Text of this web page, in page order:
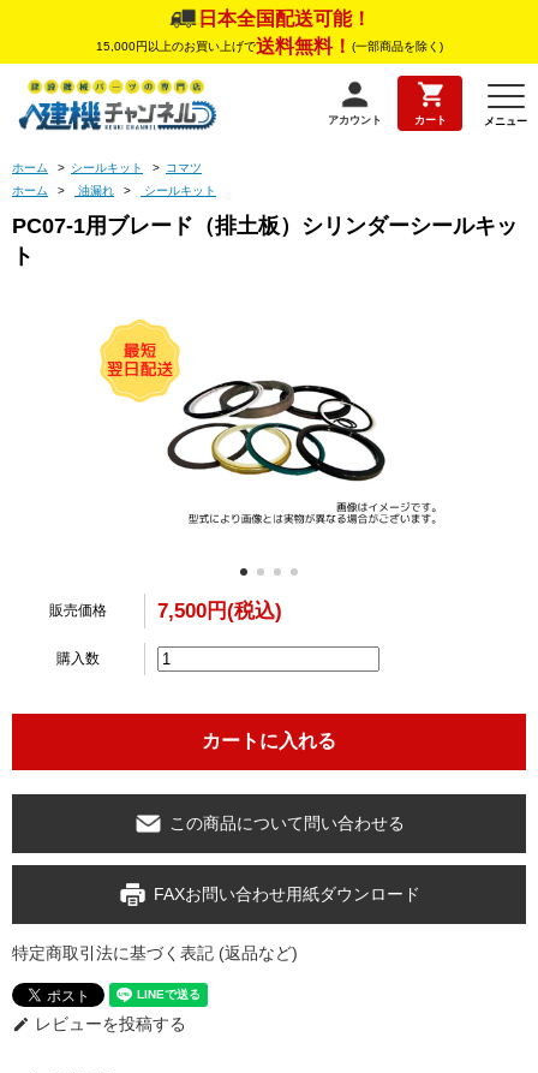
日本全国配送可能！
15,000円以上のお買い上げで送料無料！ (一部商品を除く)
アカウント カート メニュー
ホーム > シールキット > コマツ
ホーム
> 油漏れ > シールキット
PC07-1用ブレード（排土板）シリンダーシールキッ
ト
販売価格 7,500円(税込)
購入数
この商品について問い合わせる
FAXお問い合わせ用紙ダウンロード
特定商取引法に基づく表記 (返品など)
edit レビューを投稿する